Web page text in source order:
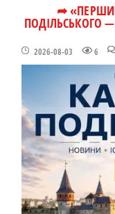
➦
ПОДІЛЬСЬКОГО
2026-08-03 6